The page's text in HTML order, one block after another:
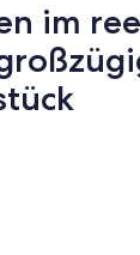
im